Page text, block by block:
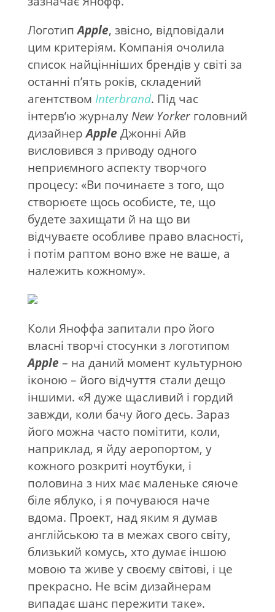
ЛоготипApple, звісно, відповідали
цим критеріям. Компанія очолила
список найцінніших брендів у світі за
останні п’ять років, складений
агентством Interbrand. Під час
інтерв’ю журналу New Yorkerголовний
дизайнерApple Джонні Айв
висловився з приводу одного
неприємного аспекту творчого
процесу: «Ви починаєте з того, що
створюєте щось особисте, те, що
будете захищати й на що ви
відчуваєте особливе право власності,
і потім раптом воно вже не ваше, а
належить кожному».
Коли Яноффа запитали про його
власні творчі стосунки з логотипом
Apple – на даний момент культурною
іконою – його відчуття стали дещо
іншими. «Я дуже щасливий і гордий
завжди, коли бачу його десь. Зараз
його можна часто помітити, коли,
наприклад, я йду аеропортом, у
кожного розкриті ноутбуки, і
половина з них має маленьке сяюче
біле яблуко, і я почуваюся наче
вдома. Проект, над яким я думав
англійською та в межах свого світу,
близький комусь, хто думає іншою
мовою та живе у своєму світові, і це
прекрасно. Не всім дизайнерам
випадає шанс пережити таке».